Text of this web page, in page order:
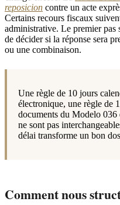
reposicion contre un acte
Certains recours fiscaux
administrative. Le premier pas
de décider si la réponse sera
ou une combinaison.
Une règle de 10 jours
électronique, une règle de
documents du Modelo 036
ne sont pas
délai transforme un bon
Comment nous